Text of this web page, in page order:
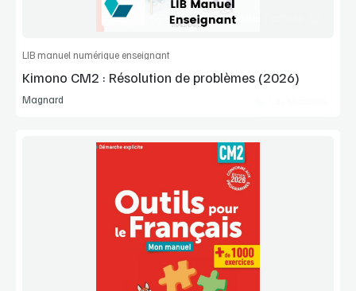
Commander l'article
LIB manuel numérique enseignant
Kimono CM2 : Résolution de problèmes (2026)
Magnard
Voir la démo
Extrait